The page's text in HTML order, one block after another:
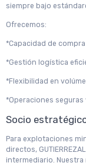
siempre bajo
Ofrecemos:
*Capacidad de
*Gestión logística
*Flexibilidad en
*Operaciones
Socio
Para explotaciones
directos,
intermediario. Nuestra